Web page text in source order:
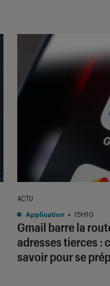
Gmail barre la
adresses tierces :
savoir pour se
ACTU
Application • 15H10